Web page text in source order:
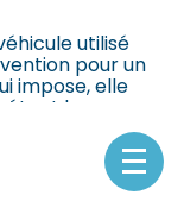
utilisé
pour un
impose, elle
le
de l’infraction…
il